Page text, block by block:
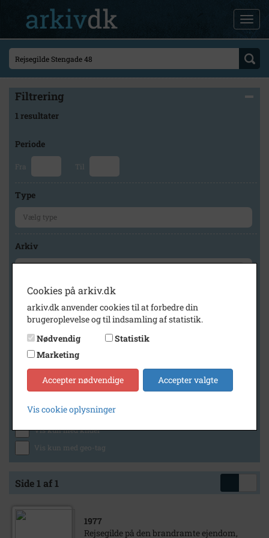
Filtrering
1 resultater
Periode
Fra Til
Type
Arkiv
Geografi
Generelt
Vis kun med billeder
Vis kun med lydklip
Vis kun med kilder
Vis kun med geo-tag
Side 1 af 1
1977
Rejsegilde på den brandramte ejendom,
Cookies på arkiv.dk
arkiv.dk anvender cookies til at forbedre din
brugeroplevelse og til indsamling af statistik.
Nødvendig
Statistik
Marketing
Accepter nødvendige Accepter valgte
Vis cookie oplysninger